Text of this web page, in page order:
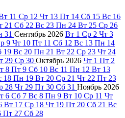
11 Ср 12 Чт 13 Пт 14 Сб 15 Вс 16
21 Сб 22 Вс 23 Пн 24 Вт 25 Ср 26
31 Сентябрь 2026 Вт 1 Ср 2 Чт 3
9 Чт 10 Пт 11 Сб 12 Вс 13 Пн 14
19 Вс 20 Пн 21 Вт 22 Ср 23 Чт 24
29 Ср 30 Октябрь 2026 Чт 1 Пт 2
8 Пт 9 Сб 10 Вс 11 Пн 12 Вт 13
18 Пн 19 Вт 20 Ср 21 Чт 22 Пт 23
28 Чт 29 Пт 30 Сб 31 Ноябрь 2026
6 Сб 7 Вс 8 Пн 9 Вт 10 Ср 11 Чт
Вт 17 Ср 18 Чт 19 Пт 20 Сб 21 Вс
Пт 27 Сб 28